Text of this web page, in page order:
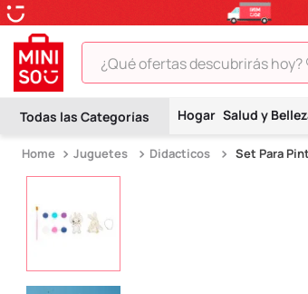
¿Qué ofertas descubrirás hoy?
Hogar Salud y
Juguetes Didacticos Set Para
TÉRMINOS MÁS BUSCADOS
2
hello kitty